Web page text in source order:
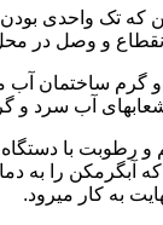
که تک واحدی
و وصل در
ساختمان آب
آب سرد
با دستگاه